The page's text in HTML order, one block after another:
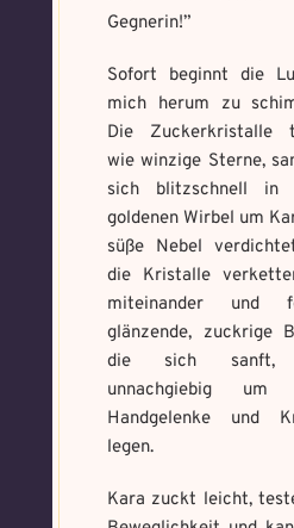
Gegnerin!”
Sofort beginnt die
mich herum zu
Die Zuckerkristalle
wie winzige Sterne,
sich blitzschnell in
goldenen Wirbel um
süße Nebel
die Kristalle
miteinander und
glänzende, zuckrige
die sich sanft,
unnachgiebig um
Handgelenke und
legen.
Kara zuckt leicht,
Mandala senden
Max file size: 9.08 MB. | Allowed file
types: gif,jpeg,png,jpg,pdf | Min
number of file: 1
Select Files
Absenden
Memory Screenshot
senden
Max file size: 9.08 MB. | Allowed file
types: gif,jpeg,png,jpg,pdf | Min
number of file: 1
Datei wählen
Absenden
Absenden